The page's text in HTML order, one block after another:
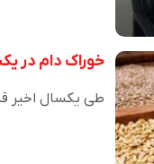
خوراک دام در یکسال اخیر ۶۰ تا
طی یکسال اخیر